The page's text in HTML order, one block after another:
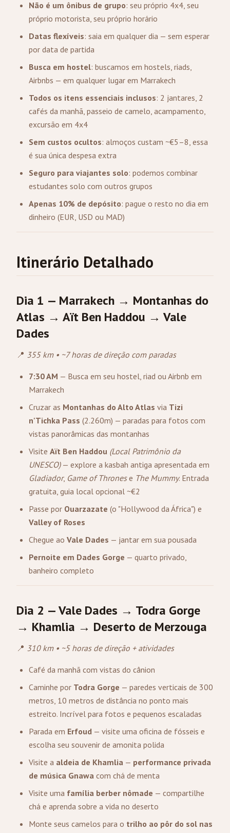
Não é um ônibus de grupo: seu próprio 4x4, seu
próprio motorista, seu próprio horário
Datas flexíveis: saia em qualquer dia — sem esperar
por data de partida
Busca em hostel: buscamos em hostels, riads,
Airbnbs — em qualquer lugar em Marrakech
Todos os itens essenciais inclusos: 2 jantares, 2
cafés da manhã, passeio de camelo, acampamento,
excursão em 4x4
Sem custos ocultos: almoços custam ~€5–8, essa
é sua única despesa extra
Seguro para viajantes solo: podemos combinar
estudantes solo com outros grupos
Apenas 10% de depósito: pague o resto no dia em
dinheiro (EUR, USD ou MAD)
Itinerário Detalhado
Dia 1 — Marrakech → Montanhas do
Atlas → Aït Ben Haddou → Vale
Dades
📍 355 km • ~7 horas de direção com paradas
7:30 AM — Busca em seu hostel, riad ou Airbnb em
Marrakech
Cruzar as Montanhas do Alto Atlas via Tizi
n'Tichka Pass (2.260m) — paradas para fotos com
vistas panorâmicas das montanhas
Visite Aït Ben Haddou (Local Patrimônio da
UNESCO)— explore a kasbah antiga apresentada em
Gladiador, Game of Thronese The Mummy. Entrada
gratuita, guia local opcional ~€2
Passe por Ouarzazate (o "Hollywood da África") e
Valley of Roses
Chegue ao Vale Dades — jantar em sua pousada
Pernoite em Dades Gorge — quarto privado,
banheiro completo
Dia 2 — Vale Dades → Todra Gorge
→ Khamlia → Deserto de Merzouga
📍 310 km • ~5 horas de direção + atividades
Café da manhã com vistas do cânion
Caminhe por Todra Gorge — paredes verticais de 300
metros, 10 metros de distância no ponto mais
estreito. Incrível para fotos e pequenos escaladas
Parada em Erfoud — visite uma oficina de fósseis e
escolha seu souvenir de amonita polida
Visite a aldeia de Khamlia — performance privada
de música Gnawa com chá de menta
Visite uma família berber nômade — compartilhe
chá e aprenda sobre a vida no deserto
Monte seus camelos para o trilho ao pôr do sol nas